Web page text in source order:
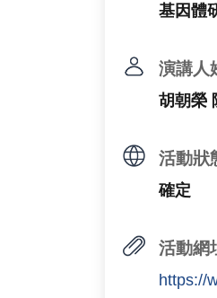
基因體
演講人
胡朝榮
活動狀
確定
活動網
https://